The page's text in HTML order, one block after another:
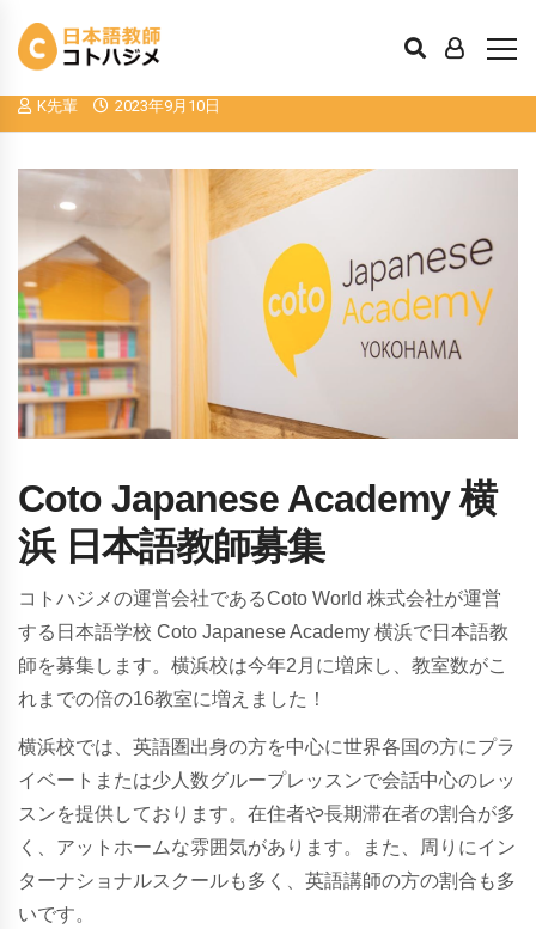
Coto Japanese Academy 横浜 日本語教師
募集
K先輩 2023年9月10日
Coto Japanese Academy 横
浜 日本語教師募集
コトハジメの運営会社であるCoto World 株式会社が運営
する日本語学校 Coto Japanese Academy 横浜で日本語教
師を募集します。横浜校は今年2月に増床し、教室数がこ
れまでの倍の16教室に増えました！
横浜校では、英語圏出身の方を中心に世界各国の方にプラ
イベートまたは少人数グループレッスンで会話中心のレッ
スンを提供しております。在住者や長期滞在者の割合が多
く、アットホームな雰囲気があります。また、周りにイン
ターナショナルスクールも多く、英語講師の方の割合も多
いです。